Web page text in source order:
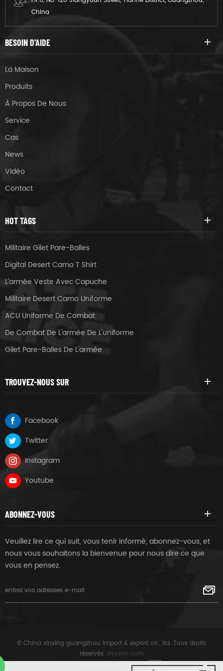
China
BESOIN D'AIDE
La Maison
Produits
À Propos De Nous
Service
Cas
News
Vidéo
Contact
HOT TAGS
Militaire Gilet Pare-Balles
Digital Desert Camo T Shirt
L'armée Veste Avec Capuche
Militaire Desert Camo Uniforme
ACU Uniforme De Combat
De Combat De L'armée De L'uniforme
Gilet Pare-Balles De L'armée
TROUVEZ-NOUS SUR
Facebook
Twitter
Instagram
Youtube
ABONNEZ-VOUS
Veuillez lire ce qui suit, vous tenir informé, abonnez-vous, et
nous vous souhaitons la bienvenue pour nous dire ce que
vous en pensez.
© China xinxing guangzhou import & export co., ltd. Tous droits
réservés. dyyseo.com
|IPv6 réseau pris en charge IPV6